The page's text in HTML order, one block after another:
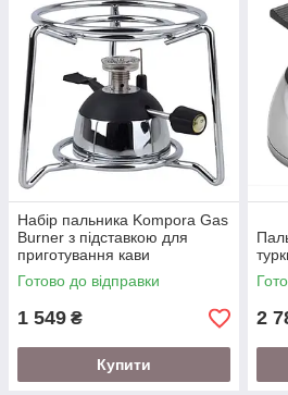
Набір пальника Kompora Gas
Burner з підставкою для
приготування кави
Готово до відправки
1 549 ₴
Купити
2